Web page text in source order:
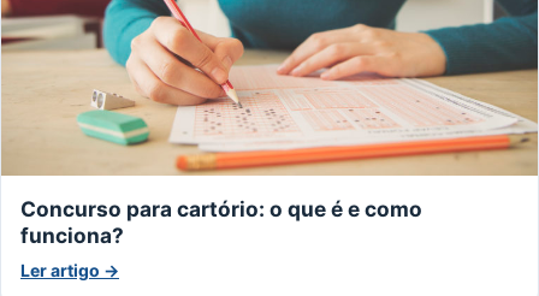
Concurso para cartório: o que é e como
funciona?
Ler artigo →